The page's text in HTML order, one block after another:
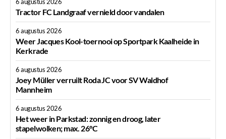
Tractor FC Landgraaf vernield door vandalen
6 augustus 2026
Weer Jacques Kool-toernooi op Sportpark Kaalheide in
Kerkrade
6 augustus 2026
Joey Müller verruilt Roda JC voor SV Waldhof
Mannheim
6 augustus 2026
Het weer in Parkstad: zonnig en droog, later
stapelwolken; max. 26°C